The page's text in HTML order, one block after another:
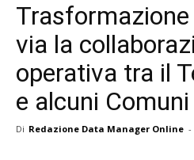
via la
operativa tra il
e alcuni
Di Redazione Data Manager Online -